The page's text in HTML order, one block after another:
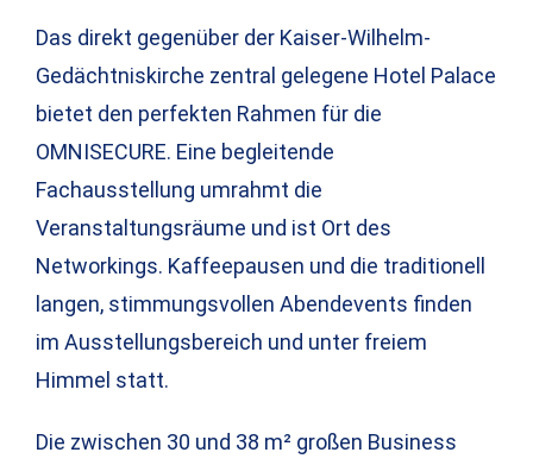
Das direkt gegenüber der Kaiser-Wilhelm-
Gedächtniskirche zentral gelegene Hotel Palace
bietet den perfekten Rahmen für die
OMNISECURE. Eine begleitende
Fachausstellung umrahmt die
Veranstaltungsräume und ist Ort des
Networkings. Kaffeepausen und die traditionell
langen, stimmungsvollen Abendevents finden
im Ausstellungsbereich und unter freiem
Himmel statt.
Die zwischen 30 und 38 m² großen Business